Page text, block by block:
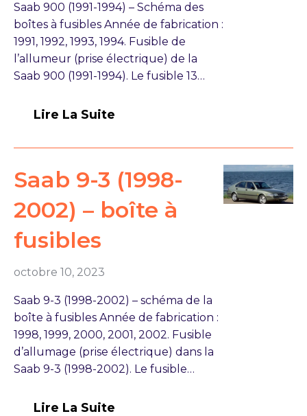
Saab 900 (1991-1994) – Schéma des
boîtes à fusibles Année de fabrication :
1991, 1992, 1993, 1994. Fusible de
l’allumeur (prise électrique) de la
Saab 900 (1991-1994). Le fusible 13…
Lire La Suite
Saab 9-3 (1998-
2002) – boîte à
fusibles
octobre 10, 2023
Saab 9-3 (1998-2002) – schéma de la
boîte à fusibles Année de fabrication :
1998, 1999, 2000, 2001, 2002. Fusible
d’allumage (prise électrique) dans la
Saab 9-3 (1998-2002). Le fusible…
Lire La Suite